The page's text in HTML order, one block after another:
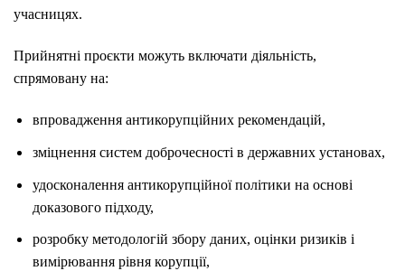
учасницях.
Прийнятні проєкти можуть включати діяльність,
спрямовану на:
впровадження антикорупційних рекомендацій,
зміцнення систем доброчесності в державних установах,
удосконалення антикорупційної політики на основі
доказового підходу,
розробку методологій збору даних, оцінки ризиків і
вимірювання рівня корупції,